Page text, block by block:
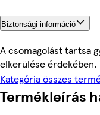
Biztonsági információ
A csomagolást tartsa
elkerülése érdekében.
Kategória összes
Termékleírás